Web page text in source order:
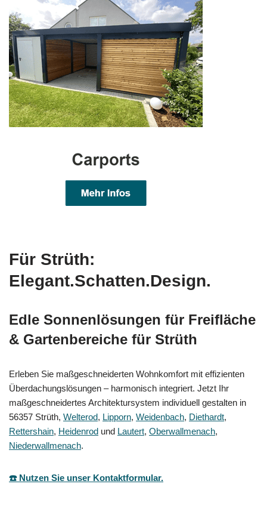
Für Strüth:
Elegant.Schatten.Design.
Edle Sonnenlösungen für Freifläche
& Gartenbereiche für Strüth
Erleben Sie maßgeschneiderten Wohnkomfort mit effizienten
Überdachungslösungen – harmonisch integriert. Jetzt Ihr
maßgeschneidertes Architektursystem individuell gestalten in
56357 Strüth, Welterod, Lipporn, Weidenbach, Diethardt,
Rettershain, Heidenrod und Lautert, Oberwallmenach,
Niederwallmenach.
☎️ Nutzen Sie unser Kontaktformular.